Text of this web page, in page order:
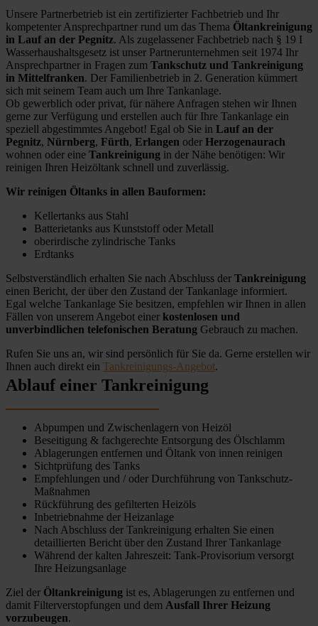
Unsere Partnerbetrieb ist ein zertifizierter Fachbetrieb und Ihr
kompetenter Ansprechpartner rund um das Thema Öltankreinigung
in Lauf an der Pegnitz. Als zugelassener Fachbetrieb nach § 19 I
Wasserhaushaltsgesetz ist unser Partnerunternehmen seit 1974 Ihr
Ansprechpartner in Fragen zum Tankschutz und Tankreinigung
in Mittelfranken. Der Familienbetrieb in 2. Generation kümmert
sich mit seinem Team auch um Ihre Tankanlage.
Ob gewerblich oder privat, für nähere Anfragen stehen wir Ihnen
gerne zur Verfügung und erstellen auch für Ihre Tankanlage ein
speziell abgestimmtes Angebot! Egal ob Sie in Lauf an der
Pegnitz, Nürnberg, Fürth, Erlangen oder Herzogenaurach
wohnen oder eine Tankreinigung in der Nähe benötigen: Wir
reinigen Ihren Heizöltank schnell und zuverlässig.
Wir reinigen Öltanks in allen Bauformen:
Kellertanks aus Stahl
Batterietanks aus Kunststoff oder Metall
oberirdische zylindrische Tanks
Erdtanks
Selbstverständlich erhalten Sie nach Abschluss der Tankreinigung
einen Bericht, der über den Zustand der Tankanlage informiert.
Egal welche Tankanlage Sie besitzen, empfehlen wir Ihnen in allen
Fällen von unserem Angebot einer kostenlosen und
unverbindlichen telefonischen Beratung Gebrauch zu machen.
Rufen Sie uns an, wir sind persönlich für Sie da. Gerne erstellen wir
Ihnen auch direkt ein Tankreinigungs-Angebot.
Ablauf einer Tankreinigung
Abpumpen und Zwischenlagern von Heizöl
Beseitigung & fachgerechte Entsorgung des Ölschlamm
Ablagerungen entfernen und Öltank von innen reinigen
Sichtprüfung des Tanks
Empfehlungen und / oder Durchführung von Tankschutz-
Maßnahmen
Rückführung des gefilterten Heizöls
Inbetriebnahme der Heizanlage
Nach Abschluss der Tankreinigung erhalten Sie einen
detaillierten Bericht über den Zustand Ihrer Tankanlage
Während der kalten Jahreszeit: Tank-Provisorium versorgt
Ihre Heizungsanlage
Ziel der Öltankreinigung ist es, Ablagerungen zu entfernen und
damit Filterverstopfungen und dem Ausfall Ihrer Heizung
vorzubeugen.